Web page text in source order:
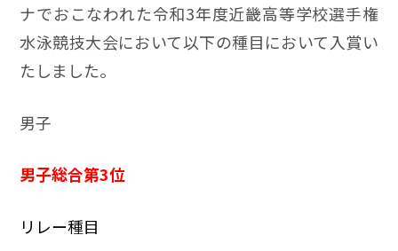
ナでおこなわれた令和3年度近畿高等学校選手権
水泳競技大会において以下の種目において入賞い
たしました。
男子
男子総合第3位
リレー種目